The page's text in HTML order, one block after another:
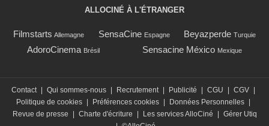
ALLOCINÉ À L'ÉTRANGER
Filmstarts Allemagne SensaCine Espagne Beyazperde Turquie
AdoroCinema Brésil Sensacine México Mexique
Contact Qui sommes-nous Recrutement Publicité CGU CGV
Politique de cookies
Préférences cookies Données Personnelles
Revue de presse
Charte d'écriture Les services AlloCiné
Gérer Utiq